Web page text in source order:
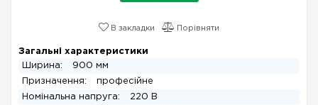
В закладки Порівняти
Загальні характеристики
Ширина:
900 мм
Призначення:
професійне
Номінальна напруга:
220 В